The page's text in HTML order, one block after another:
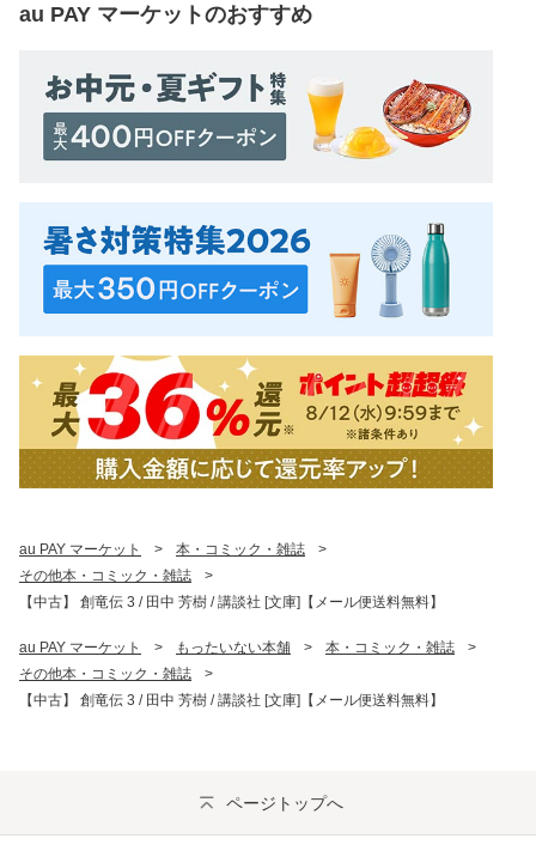
au PAY マーケットのおすすめ
au PAY マーケット > 本・コミック・雑誌
>
その他本・コミック・雑誌
>
【中古】 創竜伝 3 / 田中 芳樹 / 講談社 [文庫]【メール便送料無料】
au PAY マーケット > もったいない本舗 > 本・コミック・雑誌
>
その他本・コミック・雑誌
>
【中古】 創竜伝 3 / 田中 芳樹 / 講談社 [文庫]【メール便送料無料】
ページトップへ